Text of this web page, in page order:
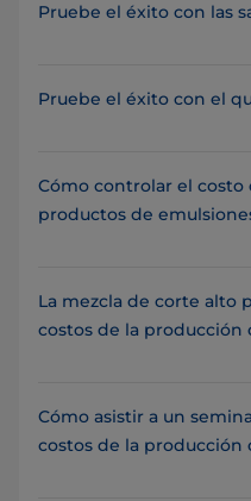
Pruebe el éxito con las
Pruebe el éxito con el
Cómo controlar el
productos de
La mezcla de corte alto
costos de la producción
Cómo asistir a un
costos de la producción